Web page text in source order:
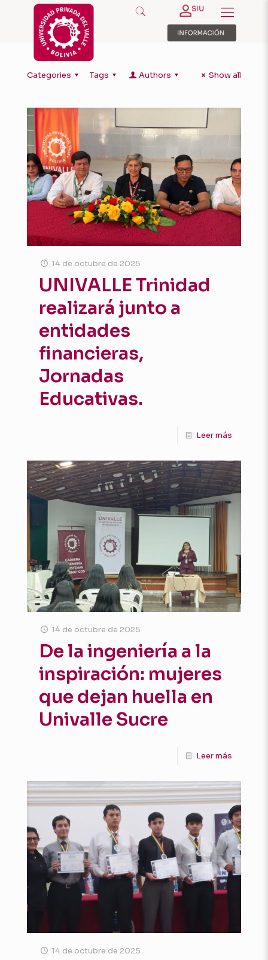
Categories Tags Authors Show all
14 de octubre de 2025
UNIVALLE Trinidad
realizará junto a
entidades
financieras,
Jornadas
Educativas.
Leer más
14 de octubre de 2025
De la ingeniería a la
inspiración: mujeres
que dejan huella en
Univalle Sucre
Leer más
14 de octubre de 2025